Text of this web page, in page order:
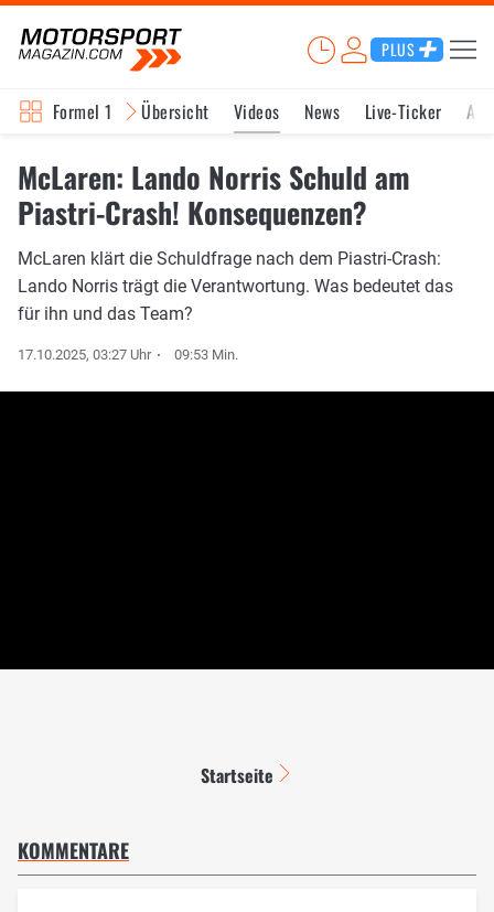
PLUS
Formel 1 Übersicht Videos News Live-Ticker
McLaren: Lando Norris Schuld am
Piastri-Crash! Konsequenzen?
McLaren klärt die Schuldfrage nach dem Piastri-Crash:
Lando Norris trägt die Verantwortung. Was bedeutet das
für ihn und das Team?
17.10.2025, 03:27 Uhr 09:53 Min.
Startseite
KOMMENTARE